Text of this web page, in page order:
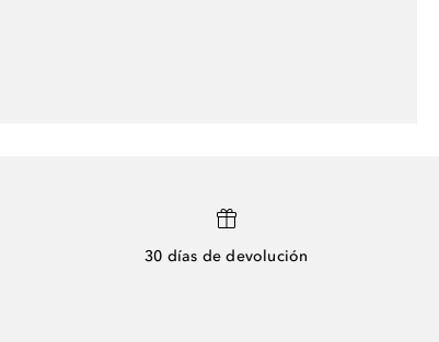
30 días de devolución